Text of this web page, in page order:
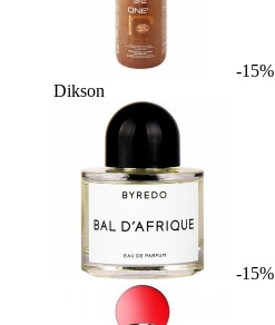
-15%
Dikson
-15%